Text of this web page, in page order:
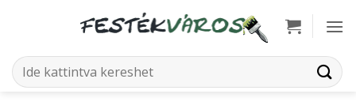
Keresés
a